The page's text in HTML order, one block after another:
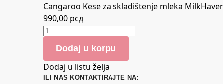
Cangaroo Kese za skladištenje mleka
990,00 рсд
Dodaj u korpu
Dodaj u listu želja
ILI NAS KONTAKTIRAJTE NA: